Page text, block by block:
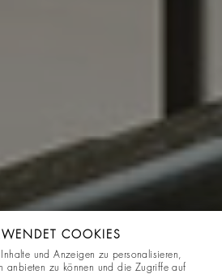
COOKIES
und Anzeigen zu personalisieren,
anbieten zu können und die Zugriffe auf